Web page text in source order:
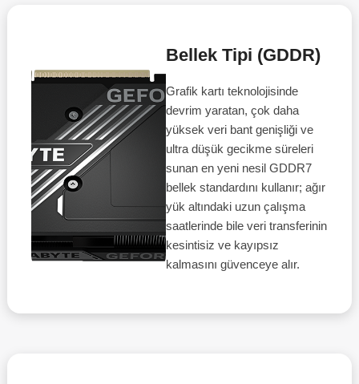
Bellek Tipi (GDDR)
Grafik kartı teknolojisinde
devrim yaratan, çok daha
yüksek veri bant genişliği ve
ultra düşük gecikme süreleri
sunan en yeni nesil GDDR7
bellek standardını kullanır; ağır
yük altındaki uzun çalışma
saatlerinde bile veri transferinin
kesintisiz ve kayıpsız
kalmasını güvenceye alır.